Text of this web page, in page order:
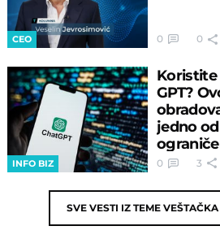
CEO 0 0
INFO BIZ
Koristite
GPT?
jedno
0 3
SVE VESTI IZ TEME